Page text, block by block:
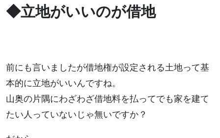
◆立地がいいのが借地
前にも言いましたが借地権が設定される土地って基
本的に立地がいいんですね。
山奥の片隅にわざわざ借地料を払ってでも家を建て
たい人っていないじゃ無いですか？